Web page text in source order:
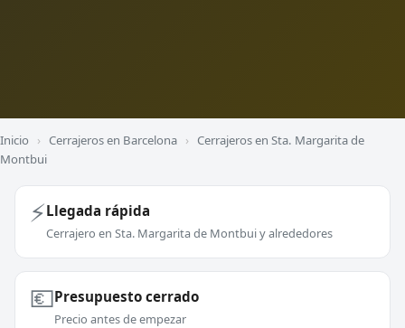
Inicio › Cerrajeros en Barcelona › Cerrajeros en Sta. Margarita de
Montbui
⚡Llegada rápida
Cerrajero en Sta. Margarita de Montbui y alrededores
💶Presupuesto cerrado
Precio antes de empezar